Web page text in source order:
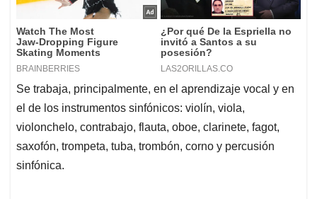
Se trabaja, principalmente, en el aprendizaje vocal y en
el de los instrumentos sinfónicos: violín, viola,
violonchelo, contrabajo, flauta, oboe, clarinete, fagot,
saxofón, trompeta, tuba, trombón, corno y percusión
sinfónica.